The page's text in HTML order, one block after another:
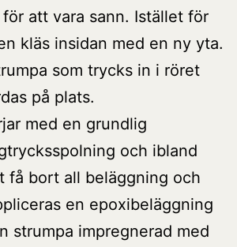
att vara sann. Istället för
kläs insidan med en ny yta.
som trycks in i röret
på plats.
med en grundlig
och ibland
få bort all beläggning och
en epoxibeläggning
strumpa impregnerad med